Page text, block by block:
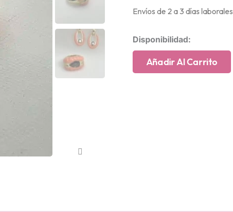
Envíos de 2 a 3 días laborales
Disponibilidad:
Anillo
plata
chapado
Añadir Al Carrito